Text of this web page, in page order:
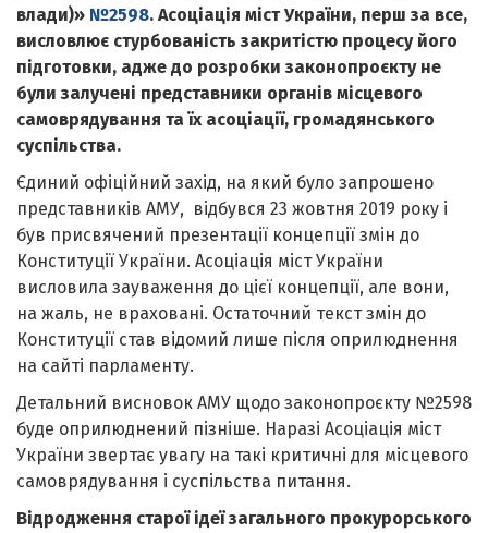
влади)» №2598. Асоціація міст України, перш за все,
висловлює стурбованість закритістю процесу його
підготовки, адже до розробки законопроєкту не
були залучені представники органів місцевого
самоврядування та їх асоціації, громадянського
суспільства.
Єдиний офіційний захід, на який було запрошено
представників АМУ, відбувся 23 жовтня 2019 року і
був присвячений презентації концепції змін до
Конституції України. Асоціація міст України
висловила зауваження до цієї концепції, але вони,
на жаль, не враховані. Остаточний текст змін до
Конституції став відомий лише після оприлюднення
на сайті парламенту.
Детальний висновок АМУ щодо законопроєкту №2598
буде оприлюднений пізніше. Наразі Асоціація міст
України звертає увагу на такі критичні для місцевого
самоврядування і суспільства питання.
Відродження старої ідеї загального прокурорського